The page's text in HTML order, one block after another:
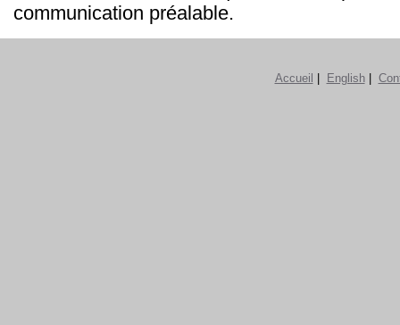
communication préalable.
Accueil English|